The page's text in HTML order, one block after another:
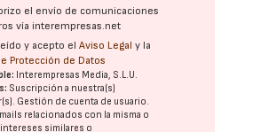
el envío de comunicaciones
vía interempresas.net
y acepto elAviso Legal y la
Protección de Datos
Interempresas Media, S.L.U.
Suscripción a nuestra(s)
Gestión de cuenta de usuario.
relacionados con la misma o
similares o